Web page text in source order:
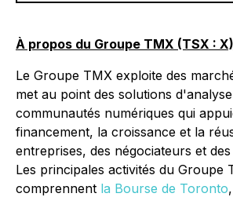
À propos du Groupe TMX (TSX : X)
Le Groupe TMX exploite des
met au point des solutions
communautés numériques qui
financement, la croissance et la
entreprises, des négociateurs et
Les principales activités du Groupe
comprennent la Bourse de Toronto,